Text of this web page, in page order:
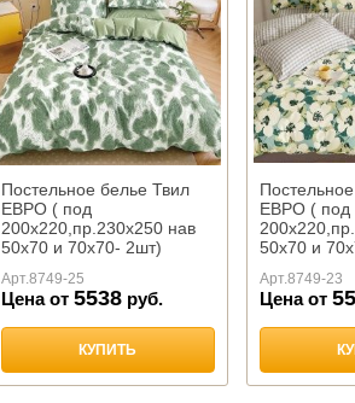
Постельное белье Твил
ЕВРО ( под
200х220,пр.230х250 нав
50х70 и 70х70- 2шт)
Арт.8749-25
Цена от 5538руб.
КУПИТЬ
ЕВРО ( под
50х70 и
Арт.8749-23
Цена от